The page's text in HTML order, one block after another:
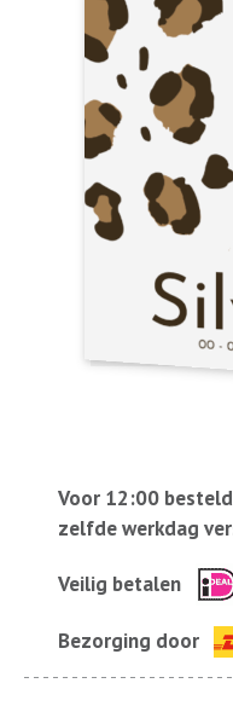
Voor 12:00
zelfde werkdag
Veilig betalen
Bezorging door